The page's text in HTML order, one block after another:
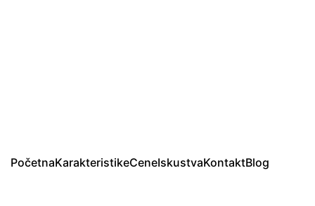
PočetnaKarakteristikeCeneIskustvaKontaktBlog